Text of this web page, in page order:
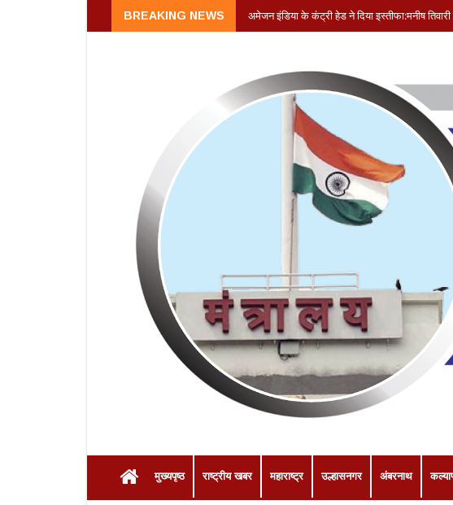
BREAKING NEWS अमेजन इंडिया के कंट्री हेड ने दिया इस्तीफा:मनीष
मुख्यपृष्ठ राष्ट्रीय खबर महाराष्ट्र उल्हासनगर अंबरनाथ